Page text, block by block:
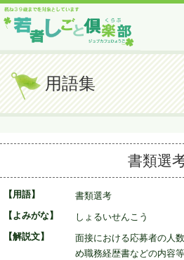
用語集
書類選
【用語】
書類選考
【よみがな】
しょるいせんこう
【解説文】
面接における応募者の人
め職務経歴書などの内容